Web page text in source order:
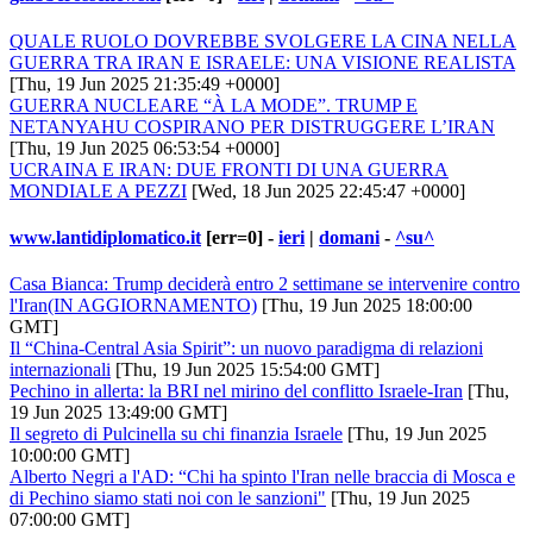
QUALE RUOLO DOVREBBE SVOLGERE LA CINA NELLA
GUERRA TRA IRAN E ISRAELE: UNA VISIONE REALISTA
[Thu, 19 Jun 2025 21:35:49 +0000]
GUERRA NUCLEARE “À LA MODE”. TRUMP E
NETANYAHU COSPIRANO PER DISTRUGGERE L’IRAN
[Thu, 19 Jun 2025 06:53:54 +0000]
UCRAINA E IRAN: DUE FRONTI DI UNA GUERRA
MONDIALE A PEZZI [Wed, 18 Jun 2025 22:45:47 +0000]
www.lantidiplomatico.it [err=0] - ieri | domani - ^su^
Casa Bianca: Trump deciderà entro 2 settimane se intervenire contro
l'Iran(IN AGGIORNAMENTO) [Thu, 19 Jun 2025 18:00:00
GMT]
Il “China-Central Asia Spirit”: un nuovo paradigma di relazioni
internazionali [Thu, 19 Jun 2025 15:54:00 GMT]
Pechino in allerta: la BRI nel mirino del conflitto Israele-Iran [Thu,
19 Jun 2025 13:49:00 GMT]
Il segreto di Pulcinella su chi finanzia Israele [Thu, 19 Jun 2025
10:00:00 GMT]
Alberto Negri a l'AD: “Chi ha spinto l'Iran nelle braccia di Mosca e
di Pechino siamo stati noi con le sanzioni" [Thu, 19 Jun 2025
07:00:00 GMT]